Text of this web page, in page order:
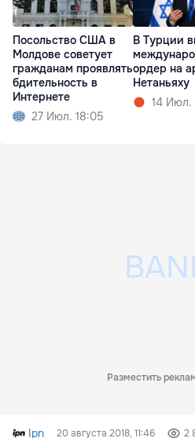
Посольство США в
Молдове советует
гражданам проявлять
бдительность в
Интернете
27 Июл. 18:05
В Турции
ордер на
Нетаньяху
14 Июл.
Разместить
Ipn 20 августа 2018, 11:46 2